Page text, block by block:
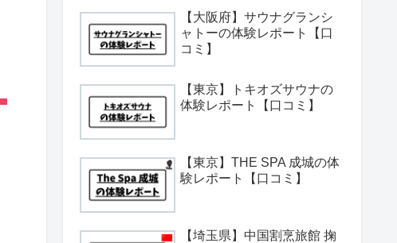
【大阪府】サウナグランシ
ャトーの体験レポート【口
コミ】
【東京】トキオズサウナの
体験レポート【口コミ】
【東京】THE SPA 成城の体
験レポート【口コミ】
【埼玉県】中国割烹旅館 掬